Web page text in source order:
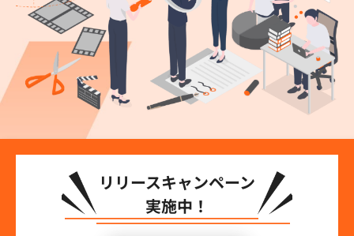
リリースキャンペーン
実施中！